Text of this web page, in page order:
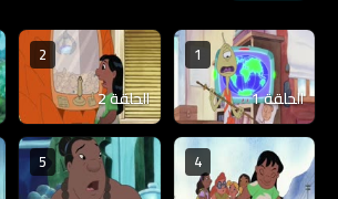
1
الحلقة 1
2
الحلقة 2
4
5